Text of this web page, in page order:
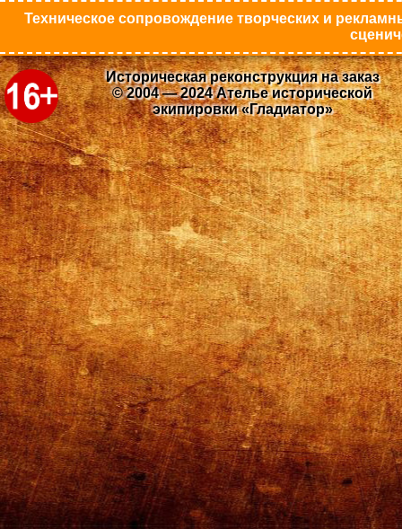
Техническое сопровождение творческих и
Историческая реконструкция на заказ
© 2004 — 2024 Ателье исторической
экипировки «Гладиатор»